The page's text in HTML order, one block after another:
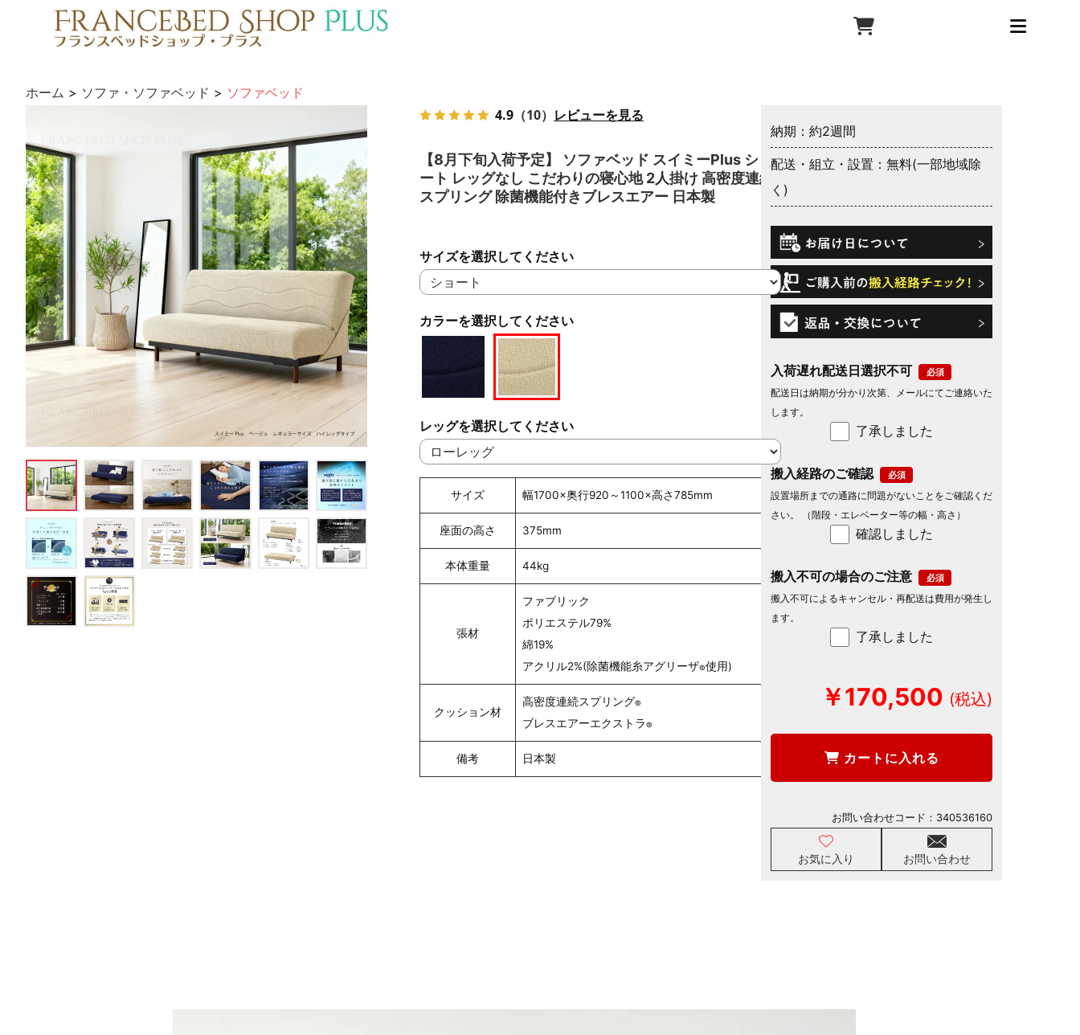
ホーム > ソファ・ソファベッド > ソファベッド
4.9 （10） レビューを見る
【8月下旬入荷予定】 ソファベッド スイミーPlus ショ
ート レッグなし こだわりの寝心地 2人掛け 高密度連続
スプリング 除菌機能付きブレスエアー 日本製
カラーを選択してください
サイズを選択してください
レッグを選択してください
サイズ 幅1700×奥行920～1100×高さ785mm
座面の高さ 375mm
本体重量 44kg
張材
ファブリック
ポリエステル79%
綿19%
アクリル2%(除菌機能糸アグリーザ®使用)
クッション材
高密度連続スプリング®
ブレスエアーエクストラ®
備考 日本製
納期：約2週間
配送・組立・設置：無料(一部地域除
く)
入荷遅れ配送日選択不可
了承しました
配送日は納期が分かり次第、メールにてご連絡いた
します。
搬入経路のご確認
確認しました
設置場所までの通路に問題がないことをご確認くだ
さい。 （階段・エレベーター等の幅・高さ）
搬入不可の場合のご注意
了承しました
搬入不可によるキャンセル・再配送は費用が発生し
ます。
￥170,500
カートに入れる
お気に入り お問い合わせ
お問い合わせコード： 340536160